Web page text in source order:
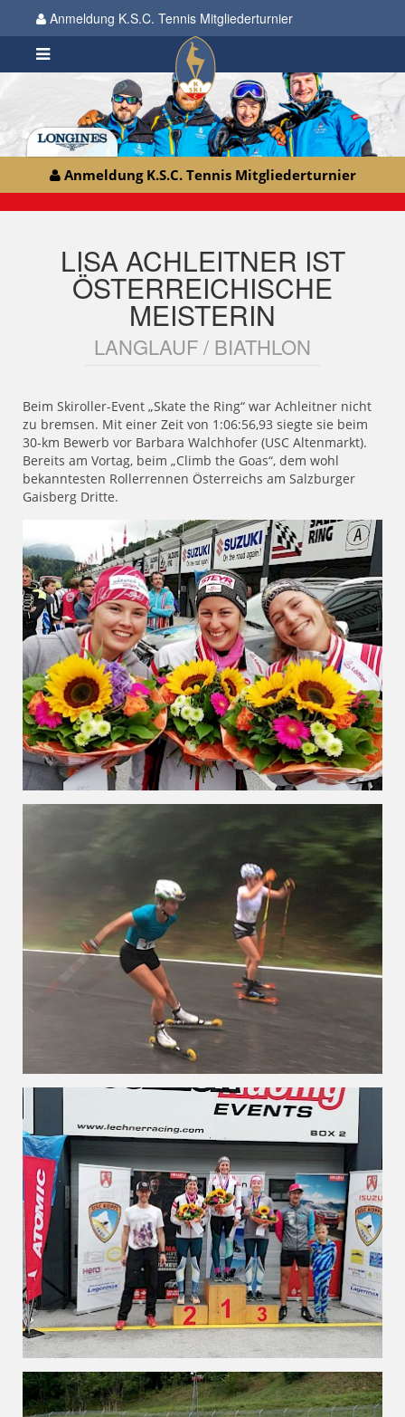
Anmeldung K.S.C. Tennis Mitgliederturnier
Anmeldung K.S.C. Tennis Mitgliederturnier
LISA ACHLEITNER IST
ÖSTERREICHISCHE
MEISTERIN
LANGLAUF / BIATHLON
Beim Skiroller-Event „Skate the Ring“ war Achleitner nicht
zu bremsen. Mit einer Zeit von 1:06:56,93 siegte sie beim
30-km Bewerb vor Barbara Walchhofer (USC Altenmarkt).
Bereits am Vortag, beim „Climb the Goas“, dem wohl
bekanntesten Rollerrennen Österreichs am Salzburger
Gaisberg Dritte.